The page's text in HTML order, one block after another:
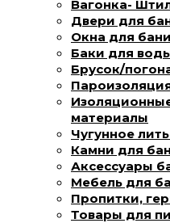
Вагонка-
Двери для
Окна для бани
Баки для
Брусок/
материалы
Чугунное
Камни для
Аксессуары
Мебель для
Пропитки,
Товары для